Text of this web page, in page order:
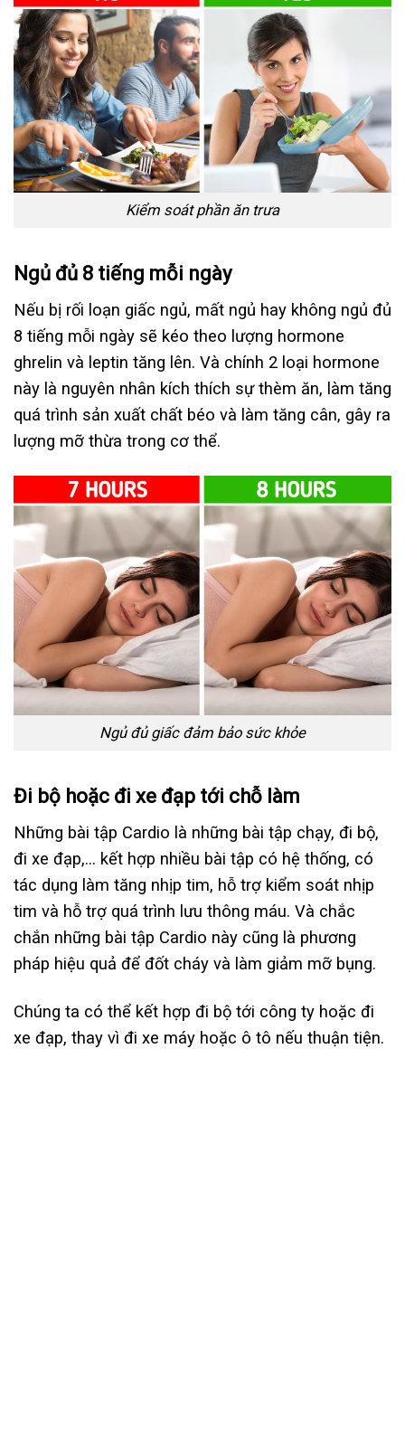
Kiểm soát phần ăn trưa
Ngủ đủ 8 tiếng mỗi ngày
Nếu bị rối loạn giấc ngủ, mất ngủ hay không ngủ đủ
8 tiếng mỗi ngày sẽ kéo theo lượng hormone
ghrelin và leptin tăng lên. Và chính 2 loại hormone
này là nguyên nhân kích thích sự thèm ăn, làm tăng
quá trình sản xuất chất béo và làm tăng cân, gây ra
lượng mỡ thừa trong cơ thể.
Ngủ đủ giấc đảm bảo sức khỏe
Đi bộ hoặc đi xe đạp tới chỗ làm
Những bài tập Cardio là những bài tập chạy, đi bộ,
đi xe đạp,… kết hợp nhiều bài tập có hệ thống, có
tác dụng làm tăng nhịp tim, hỗ trợ kiểm soát nhịp
tim và hỗ trợ quá trình lưu thông máu. Và chắc
chắn những bài tập Cardio này cũng là phương
pháp hiệu quả để đốt cháy và làm giảm mỡ bụng.
Chúng ta có thể kết hợp đi bộ tới công ty hoặc đi
xe đạp, thay vì đi xe máy hoặc ô tô nếu thuận tiện.